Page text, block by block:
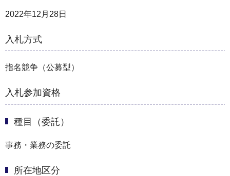
2022年12月28日
入札方式
指名競争（公募型）
入札参加資格
種目（委託）
事務・業務の委託
所在地区分